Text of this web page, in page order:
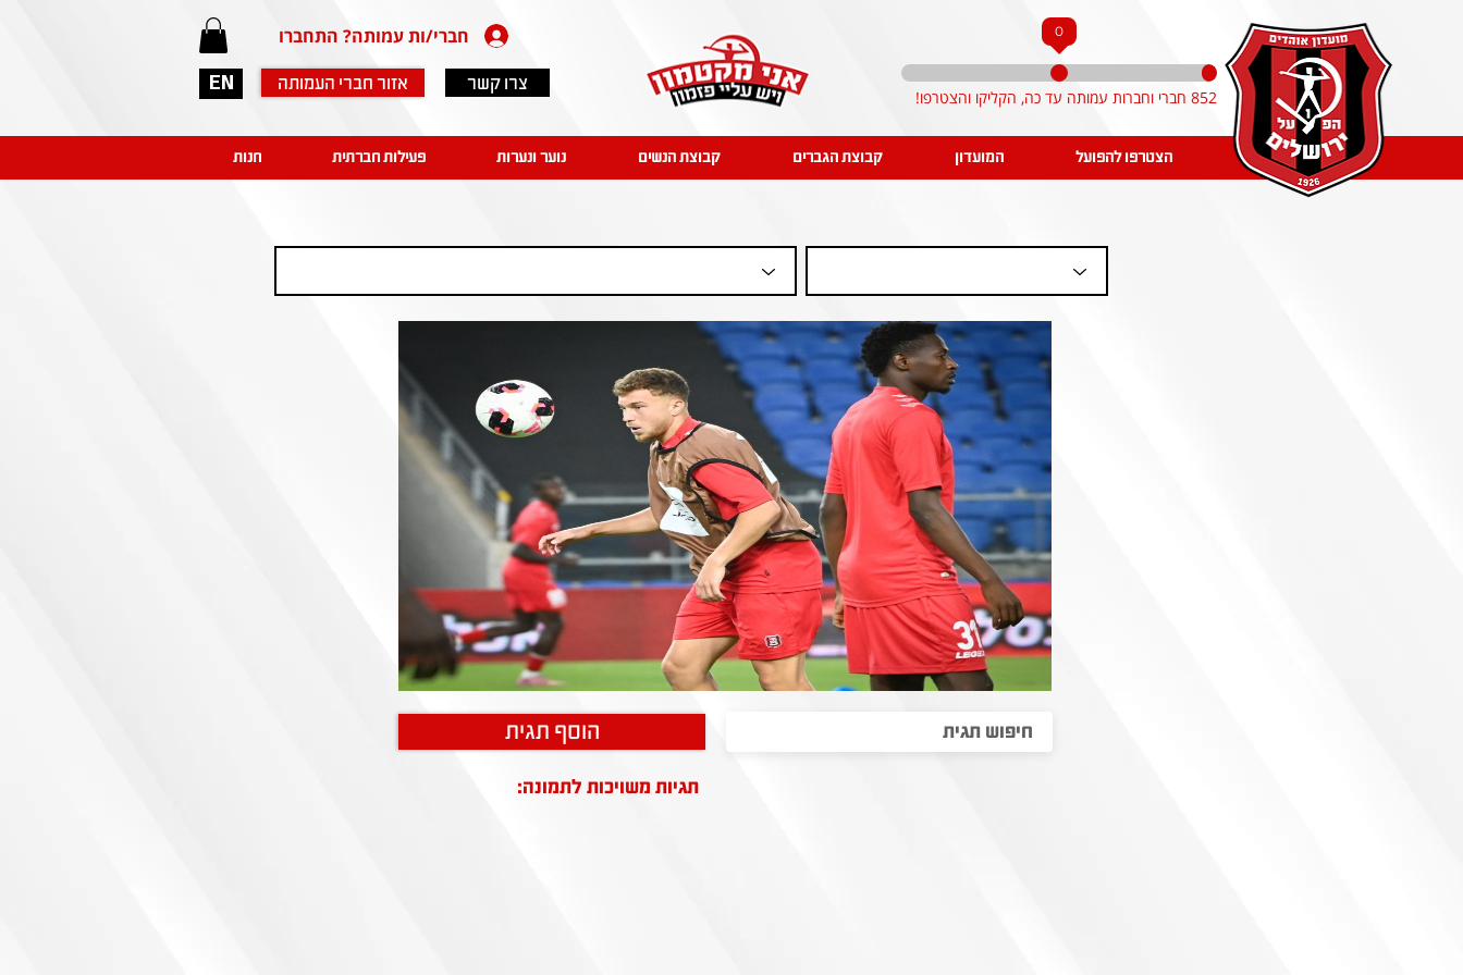
EN
חברי/ות עמותה? התחברו
אזור חברי העמותה צרו קשר
0
852 חברי וחברות עמותה עד כה, הקליקו והצטרפו!
הצטרפו להפועל המועדון קבוצת הגברים קבוצת הנשים נוער ונערות פעילות חברתית חנות
הוסף תגית
תגיות משויכות לתמונה: